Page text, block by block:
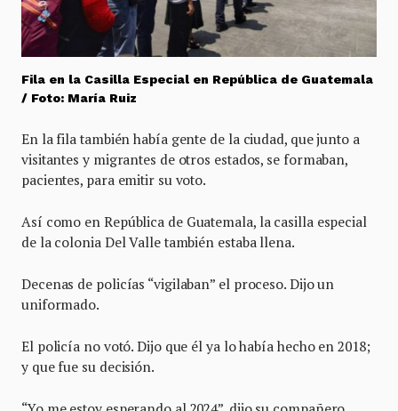
Fila en la Casilla Especial en República de Guatemala
/ Foto: María Ruiz
En la fila también había gente de la ciudad, que junto a
visitantes y migrantes de otros estados, se formaban,
pacientes, para emitir su voto.
Así como en República de Guatemala, la casilla especial
de la colonia Del Valle también estaba llena.
Decenas de policías “vigilaban” el proceso. Dijo un
uniformado.
El policía no votó. Dijo que él ya lo había hecho en 2018;
y que fue su decisión.